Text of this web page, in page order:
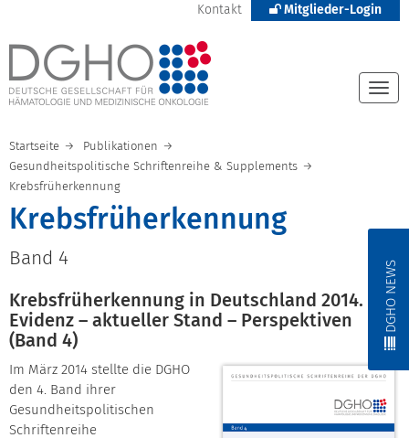
Kontakt Mitglieder-Login
DGHO NEWS
Startseite
Publikationen
Gesundheitspolitische Schriftenreihe & Supplements
Krebsfrüherkennung
Krebsfrüherkennung
Band 4
Krebsfrüherkennung in Deutschland 2014.
Evidenz – aktueller Stand – Perspektiven
(Band 4)
Im März 2014 stellte die DGHO
den 4. Band ihrer
Gesundheitspolitischen
Schriftenreihe